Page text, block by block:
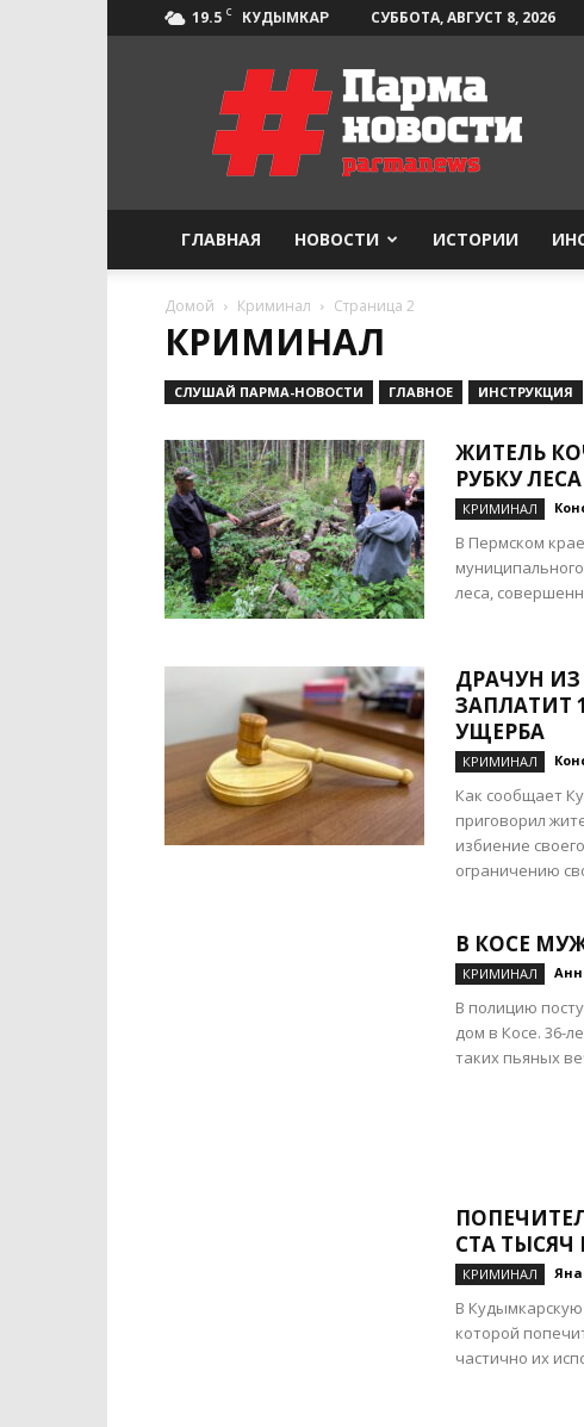
19.5 C КУДЫМКАР СУББОТА, АВГУСТ 8, 2026
Парма-
Новости
ГЛАВНАЯ НОВОСТИ ИСТОРИИ
Домой Криминал Страница 2
КРИМИНАЛ
CЛУШАЙ ПАРМА-НОВОСТИ ГЛАВНОЕ ИНСТРУКЦИЯ
ЖИТЕЛЬ
РУБКУ
КРИМИНАЛ
В Пермском
леса,
ДРАЧУН
ЗАПЛАТИТ
УЩЕРБА
КРИМИНАЛ
Как сообщает
приговорил
избиение
ограничению
В КОСЕ
КРИМИНАЛ
В полицию
дом в Косе. 36-
таких пьяных
СТА ТЫСЯЧ
КРИМИНАЛ Яна
В Кудымкарскую
которой
частично их